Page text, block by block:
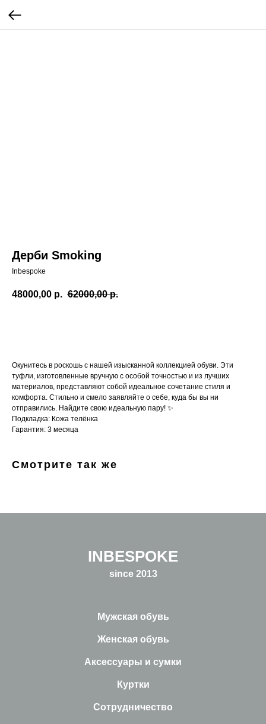
Дерби Smoking
Inbespoke
48000,00 р. 62000,00 р.
Окунитесь в роскошь с нашей изысканной коллекцией обуви. Эти
туфли, изготовленные вручную с особой точностью и из лучших
материалов, представляют собой идеальное сочетание стиля и
комфорта. Стильно и смело заявляйте о себе, куда бы вы ни
отправились. Найдите свою идеальную пару! ✨
Подкладка: Кожа телёнка
Гарантия: 3 месяца
Смотрите так же
INBESPOKE
since 2013
Мужская обувь
Женская обувь
Аксессуары и сумки
Куртки
Сотрудничество